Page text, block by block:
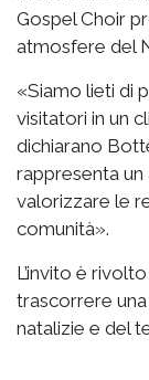
Gospel Choir
atmosfere del
«Siamo lieti di
visitatori in un
dichiarano
rappresenta
valorizzare le
comunità».
L’invito è
trascorrere
natalizie e del